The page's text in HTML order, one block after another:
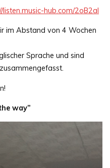
listen.music-hub.com/2oB2aI
im Abstand von 4 Wochen
Sprache und sind
way”